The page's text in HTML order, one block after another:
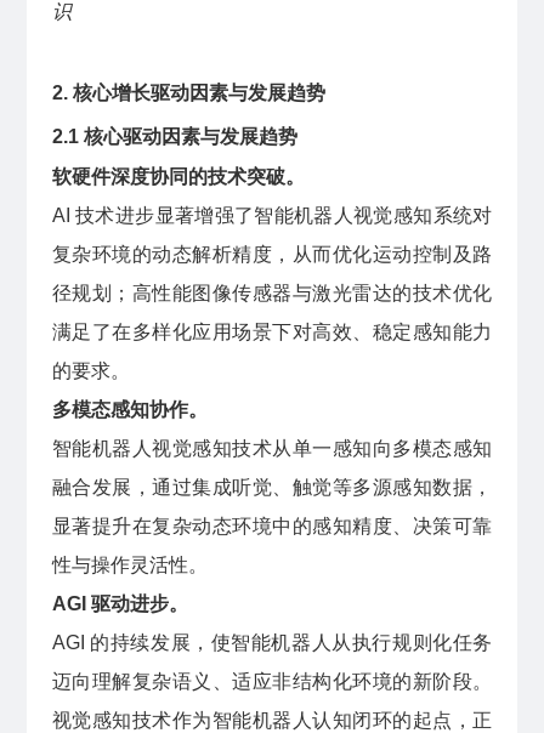
识
2. 核心增长驱动因素与发展趋势
2.1 核心驱动因素与发展趋势
软硬件深度协同的技术突破。
AI 技术进步显著增强了智能机器人视觉感知系统对
复杂环境的动态解析精度，从而优化运动控制及路
径规划；高性能图像传感器与激光雷达的技术优化
满足了在多样化应用场景下对高效、稳定感知能力
的要求。
多模态感知协作。
智能机器人视觉感知技术从单一感知向多模态感知
融合发展，通过集成听觉、触觉等多源感知数据，
显著提升在复杂动态环境中的感知精度、决策可靠
性与操作灵活性。
AGI 驱动进步。
AGI 的持续发展，使智能机器人从执行规则化任务
迈向理解复杂语义、适应非结构化环境的新阶段。
视觉感知技术作为智能机器人认知闭环的起点，正